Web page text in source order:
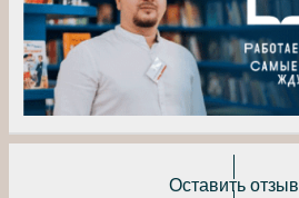
Оставить отзыв